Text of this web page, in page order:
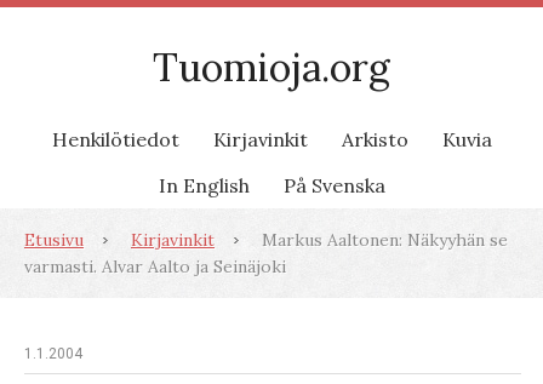
Tuomioja.org
Henkilötiedot Kirjavinkit Arkisto
Kuvia
In English
På Svenska
Etusivu Kirjavinkit
Markus Aaltonen: Näkyyhän se
varmasti. Alvar Aalto ja Seinäjoki
1.1.2004